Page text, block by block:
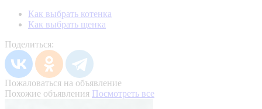
Как выбрать котенка
Как выбрать щенка
Поделиться:
Пожаловаться на объявление
Похожие объявления Посмотреть все